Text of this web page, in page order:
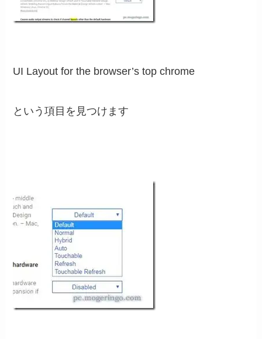
UI Layout for the browser’s top chrome
という項目を見つけます